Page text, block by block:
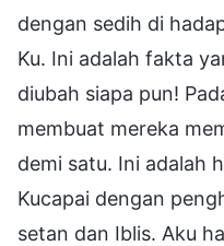
dengan sedih di
Ku. Ini adalah fakta
diubah siapa pun!
membuat mereka
demi satu. Ini adalah
Kucapai dengan
setan dan Iblis. Aku